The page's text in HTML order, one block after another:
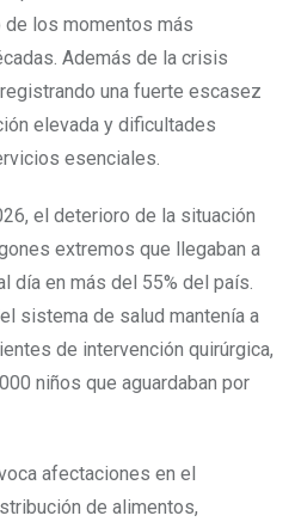
de los momentos más
Además de la crisis
una fuerte escasez
elevada y dificultades
esenciales.
el deterioro de la situación
extremos que llegaban a
día en más del 55% del país.
sistema de salud mantenía a
de intervención quirúrgica,
niños que aguardaban por
afectaciones en el
de alimentos,